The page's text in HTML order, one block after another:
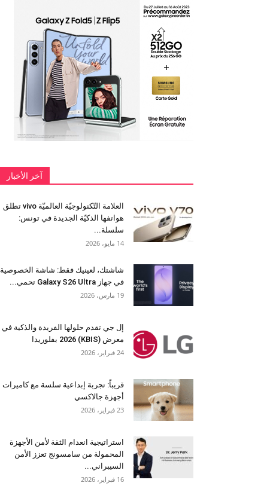
آخر الأخبار
العلامة التّكنولوجيّة العالميّة vivo تطلق
هواتفها الذكيّة الجديدة في تونس:
سلسلة...
14 مايو، 2026
شاشتك، لعينيك فقط: شاشة الخصوصية
في جهاز Galaxy S26 Ultra تحمي...
19 مارس، 2026
إل جي تقدم حلولها الفريدة والذكية في
معرض (KBIS) 2026 بفلوريدا
24 فبراير، 2026
قريباً: تجربة إبداعية سلسة مع كاميرات
أجهزة جالاكسي
23 فبراير، 2026
استراتيجية انعدام الثقة لأمن الأجهزة
المحمولة من سامسونج تعزز الأمن
السيبراني...
16 فبراير، 2026